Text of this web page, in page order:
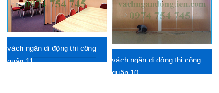
vách ngăn di động thi công
quận 11
vách ngăn di động thi công
quận 10